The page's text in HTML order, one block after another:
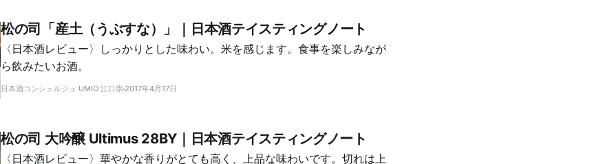
「上善如水」を味わえたことです。そしてもう一つは、みりんを味わえたこ
と。 日本酒ブース巡り 昨年は焼酎・泡盛ブースを制覇して、日本酒ブースを
まわる時間がなくなってしまったので、今年はまず日本酒ブースから攻めま
豊かで、しっかりとした味わいのお酒です。 👉 松の司「産土」テイスティン
松の司「産土（うぶすな）」｜日本酒テイスティングノート
〈日本酒レビュー〉しっかりとした味わい。米を感じます。食事を楽しみなが
ら飲みたいお酒。
日本酒コンシェルジュ UMIO 江口崇 2017年4月17日
松の司 大吟醸 Ultimus 28BY｜日本酒テイスティングノート
〈日本酒レビュー〉華やかな香りがとても高く、上品な味わいです。切れは上